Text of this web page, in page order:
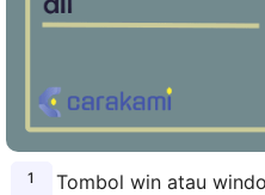
Tombol win atau